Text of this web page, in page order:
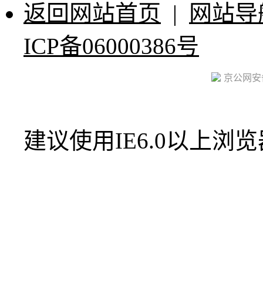
返回网站首页 |
网站
ICP备06000386号
京公网安
建议使用IE6.0以上浏